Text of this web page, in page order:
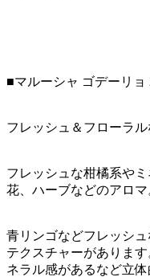
■マルーシャ ゴデーリ
フレッシュ＆フローラ
フレッシュな柑橘系や
花、ハーブなどのアロマ
青リンゴなどフレッシ
テクスチャーがありま
ネラル感があるなど立体